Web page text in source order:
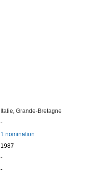
Italie Grande-Bretagne
-
1 nomination
1987
-
-